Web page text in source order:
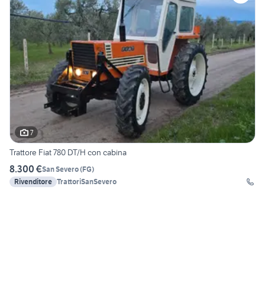
7
Trattore Fiat 780 DT/H con cabina
8.300 €San Severo(FG)
Rivenditore TrattoriSanSevero